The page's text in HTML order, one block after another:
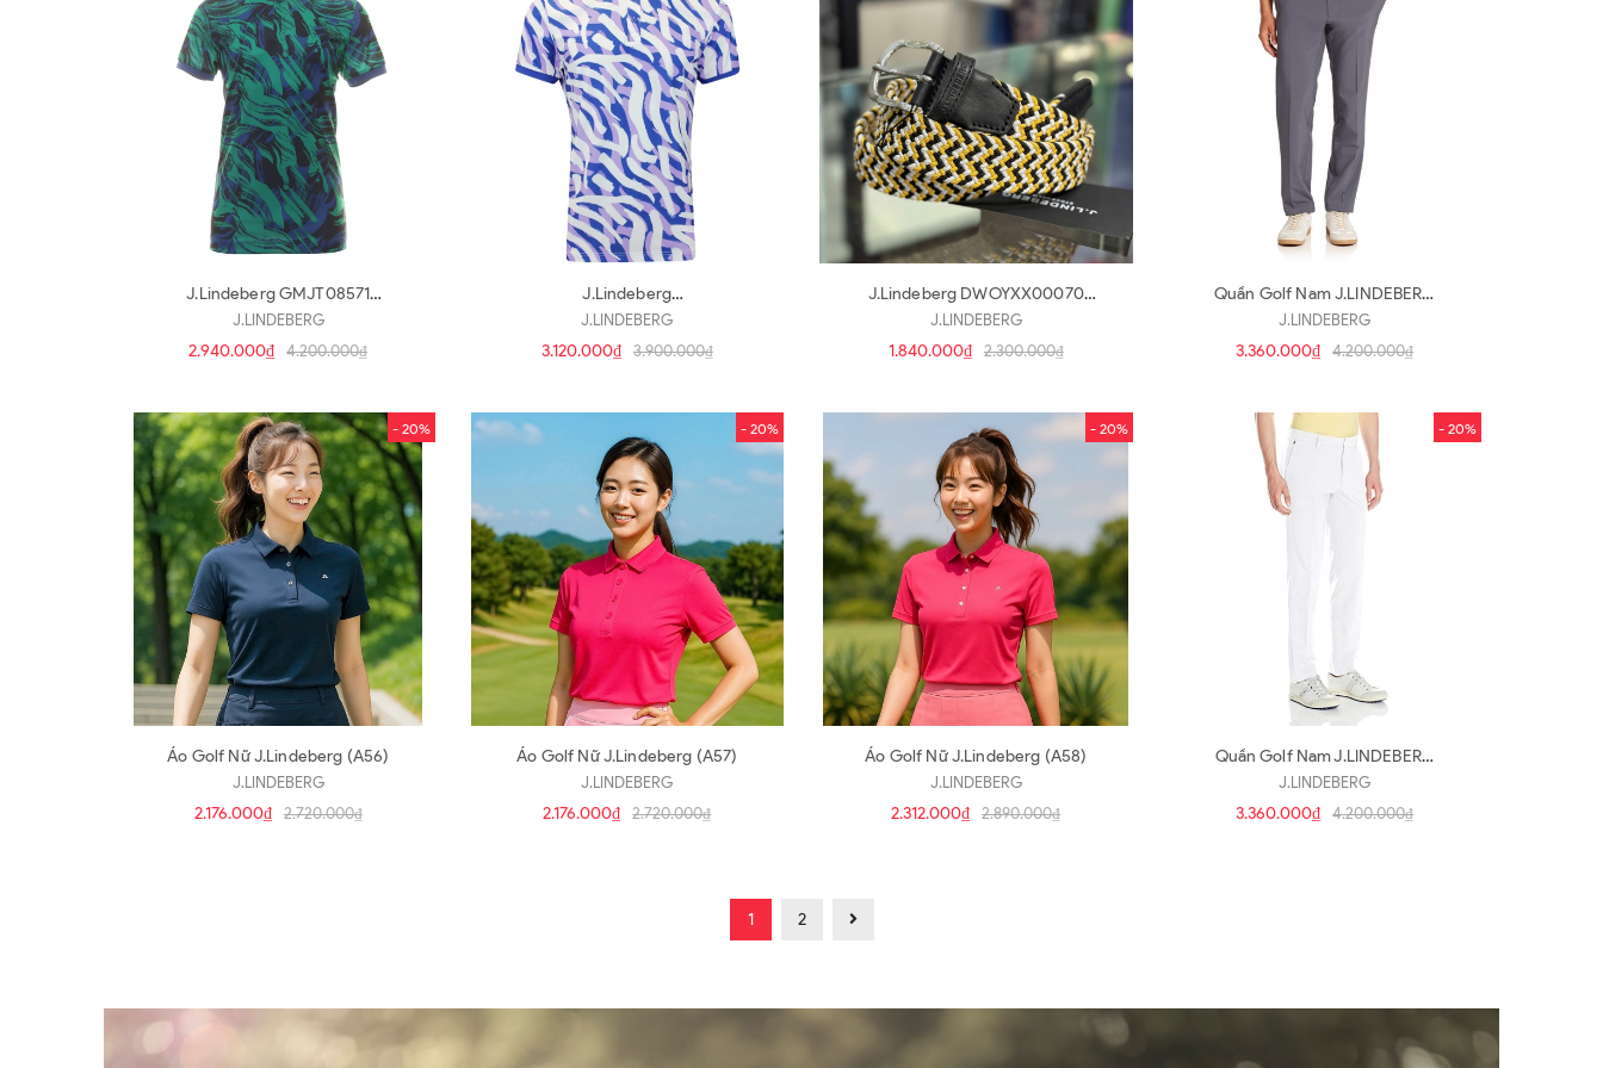
J.Lindeberg GMJT08571
M503(a3359)
J.LINDEBERG
2.940.000₫ 4.200.000₫
J.Lindeberg
GMJT08403(a3358)
J.LINDEBERG
3.120.000₫ 3.900.000₫
J.Lindeberg DWOYXX00070
(d146)
J.LINDEBERG
1.840.000₫ 2.300.000₫
Quần Golf Nam J.LINDEBERG
62MG 120180408 (Q73)
J.LINDEBERG
3.360.000₫ 4.200.000₫
- 20%
Áo Golf Nữ J.Lindeberg (A56)
J.LINDEBERG
2.176.000₫ 2.720.000₫
- 20%
Áo Golf Nữ J.Lindeberg (A57)
J.LINDEBERG
2.176.000₫ 2.720.000₫
- 20%
Áo Golf Nữ J.Lindeberg (A58)
J.LINDEBERG
2.312.000₫ 2.890.000₫
- 20%
Quần Golf Nam J.LINDEBERG
Slim Fit (Q55)
J.LINDEBERG
3.360.000₫ 4.200.000₫
1 2